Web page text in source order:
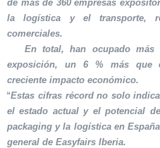
de más de 360 empresas
la logística y el transporte,
comerciales.
En total, han ocupado más
exposición, un 6 % más que
creciente impacto económico.
“Estas cifras récord no solo
el estado actual y el potencial
packaging y la logística en
general de Easyfairs Iberia.